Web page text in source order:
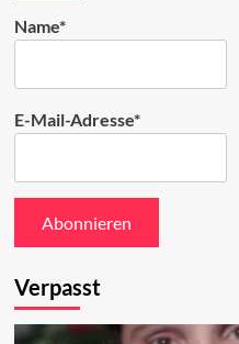
Name*
E-Mail-Adresse*
Verpasst